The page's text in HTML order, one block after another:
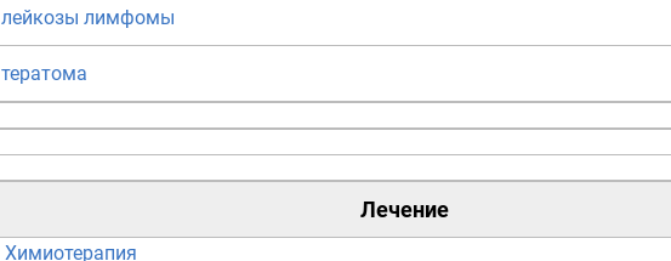
лейкозы лимфомы
тератома
Лечение
Химиотерапия